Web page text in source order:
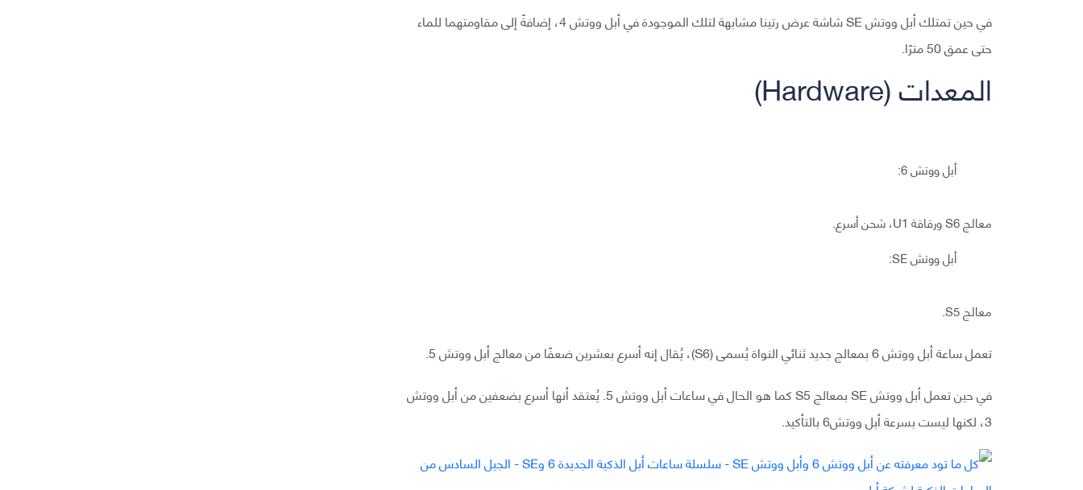
في حين تمتلك أبل ووتش SE شاشة عرض رتينا مشابهة لتلك الموجودة في أبل ووتش 4، إضافةً إلى مقاومتهما للماء
حتى عمق 50 مترًا.
المعدات (Hardware)
أبل ووتش 6:
معالج S6 ورقاقة U1، شحن أسرع.
أبل ووتش SE:
معالج S5.
تعمل ساعة أبل ووتش 6 بمعالج جديد ثنائي النواة يُسمى (S6)، يُقال إنه أسرع بعشرين ضعفًا من معالج أبل ووتش 5.
في حين تعمل أبل ووتش SE بمعالج S5 كما هو الحال في ساعات أبل ووتش 5. يُعتقد أنها أسرع بضعفين من أبل ووتش
3، لكنها ليست بسرعة أبل ووتش6 بالتأكيد.